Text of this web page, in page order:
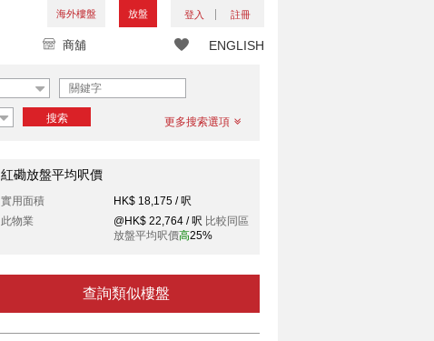
海外樓盤 放盤 登入 註冊
ENGLISH
商舖
搜索 更多搜索選項
紅磡放盤平均呎價
實用面積
HK$ 18,175 / 呎
此物業
@HK$ 22,764 / 呎 比較同區
放盤平均呎價高25%
查詢類似樓盤